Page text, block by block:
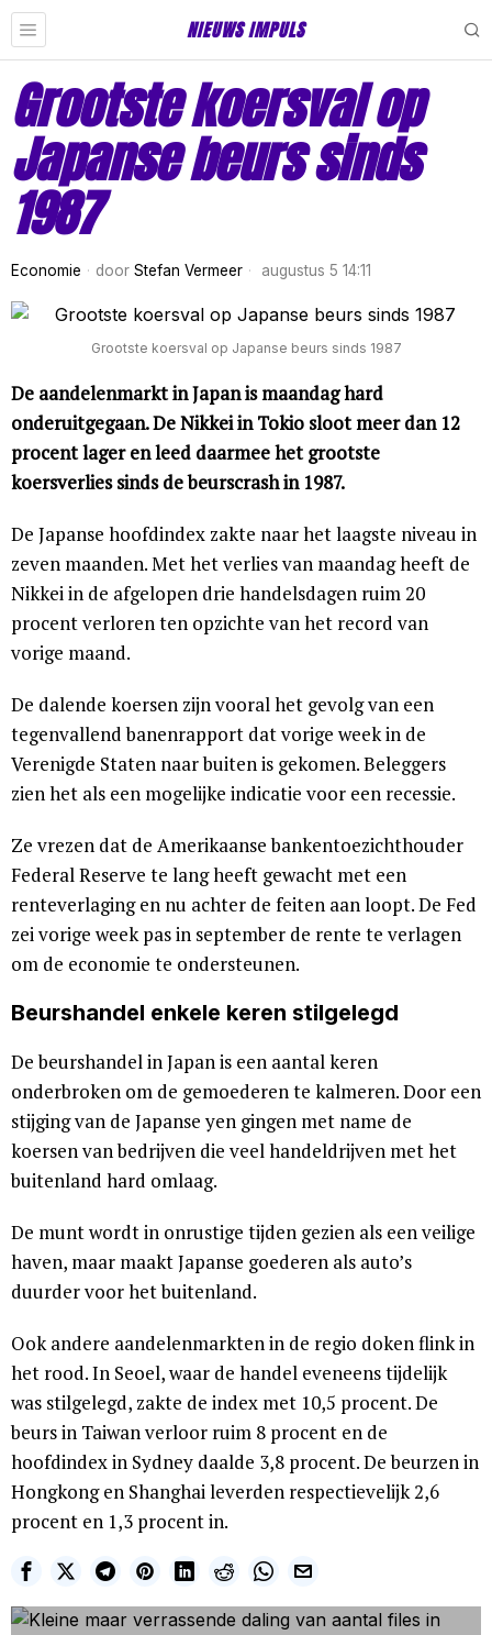
NIEUWS IMPULS
Grootste koersval op
Japanse beurs sinds
1987
Economie door Stefan Vermeer augustus 5 14:11
Grootste koersval op Japanse beurs sinds 1987
De aandelenmarkt in Japan is maandag hard
onderuitgegaan. De Nikkei in Tokio sloot meer dan 12
procent lager en leed daarmee het grootste
koersverlies sinds de beurscrash in 1987.
De Japanse hoofdindex zakte naar het laagste niveau in
zeven maanden. Met het verlies van maandag heeft de
Nikkei in de afgelopen drie handelsdagen ruim 20
procent verloren ten opzichte van het record van
vorige maand.
De dalende koersen zijn vooral het gevolg van een
tegenvallend banenrapport dat vorige week in de
Verenigde Staten naar buiten is gekomen. Beleggers
zien het als een mogelijke indicatie voor een recessie.
Ze vrezen dat de Amerikaanse bankentoezichthouder
Federal Reserve te lang heeft gewacht met een
renteverlaging en nu achter de feiten aan loopt. De Fed
zei vorige week pas in september de rente te verlagen
om de economie te ondersteunen.
Beurshandel enkele keren stilgelegd
De beurshandel in Japan is een aantal keren
onderbroken om de gemoederen te kalmeren. Door een
stijging van de Japanse yen gingen met name de
koersen van bedrijven die veel handeldrijven met het
buitenland hard omlaag.
De munt wordt in onrustige tijden gezien als een veilige
haven, maar maakt Japanse goederen als auto’s
duurder voor het buitenland.
Ook andere aandelenmarkten in de regio doken flink in
het rood. In Seoel, waar de handel eveneens tijdelijk
was stilgelegd, zakte de index met 10,5 procent. De
beurs in Taiwan verloor ruim 8 procent en de
hoofdindex in Sydney daalde 3,8 procent. De beurzen in
Hongkong en Shanghai leverden respectievelijk 2,6
procent en 1,3 procent in.